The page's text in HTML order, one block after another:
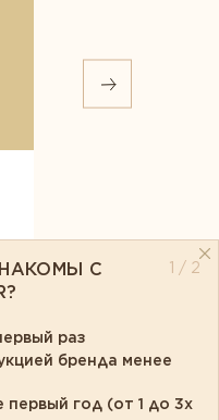
функций,
С
1 / 2
раз
бренда менее
год (от 1 до 3х